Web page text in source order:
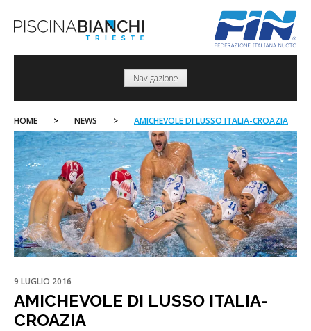
to
Navigazione
HOME > NEWS > AMICHEVOLE DI LUSSO ITALIA-CROAZIA
9 LUGLIO 2016
AMICHEVOLE DI LUSSO ITALIA-
CROAZIA